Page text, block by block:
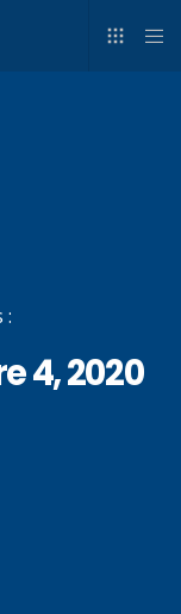
:
4, 2020